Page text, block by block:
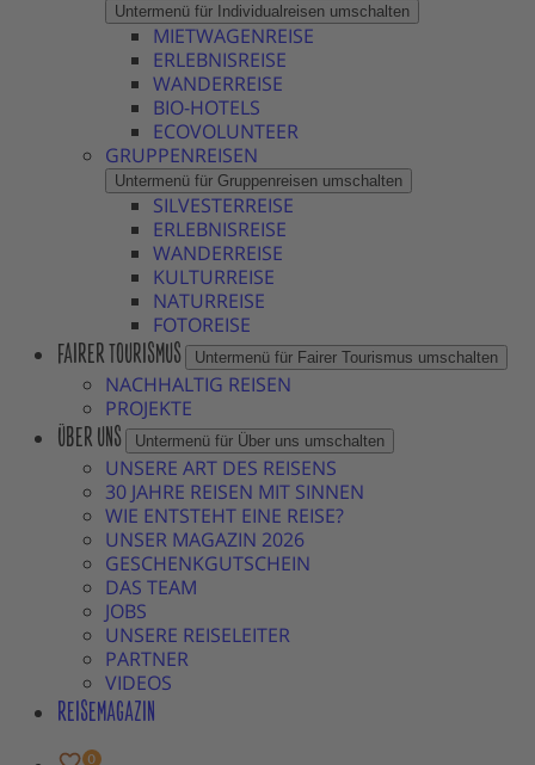
Untermenü für Individualreisen umschalten
MIETWAGENREISE
ERLEBNISREISE
WANDERREISE
BIO-HOTELS
ECOVOLUNTEER
GRUPPENREISEN
Untermenü für Gruppenreisen umschalten
SILVESTERREISE
ERLEBNISREISE
WANDERREISE
KULTURREISE
NATURREISE
FOTOREISE
FAIRER TOURISMUS Untermenü für Fairer Tourismus umschalten
NACHHALTIG REISEN
PROJEKTE
ÜBER UNS Untermenü für Über uns umschalten
UNSERE ART DES REISENS
30 JAHRE REISEN MIT SINNEN
WIE ENTSTEHT EINE REISE?
UNSER MAGAZIN 2026
GESCHENKGUTSCHEIN
DAS TEAM
JOBS
UNSERE REISELEITER
PARTNER
VIDEOS
REISEMAGAZIN